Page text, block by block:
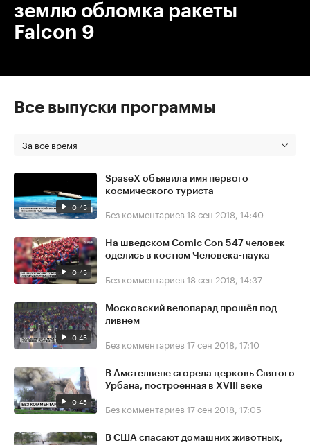
землю обломка ракеты
Falcon 9
Все выпуски программы
За все время
0:45
SpaseX объявила имя первого
космического туриста
Без комментариев 18 сен 2018, 14:40
0:45
На шведском Comic Con 547 человек
оделись в костюм Человека-паука
Без комментариев 18 сен 2018, 14:37
0:45
Московский велопарад прошёл под
ливнем
Без комментариев 17 сен 2018, 17:10
0:45
В Амстелвене сгорела церковь Святого
Урбана, построенная в XVIII веке
Без комментариев 17 сен 2018, 17:05
В США спасают домашних животных,